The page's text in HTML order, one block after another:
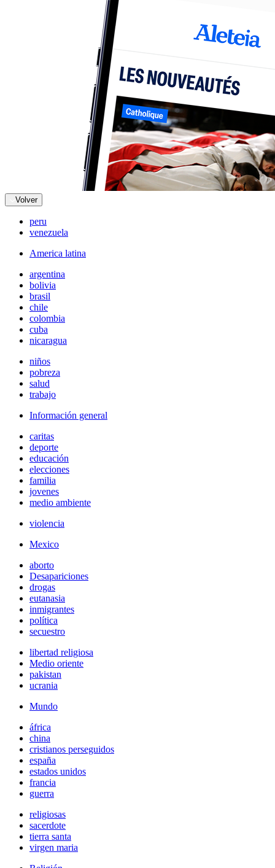
Volver
peru
venezuela
America latina
argentina
bolivia
brasil
chile
colombia
cuba
nicaragua
niños
pobreza
salud
trabajo
Información general
caritas
deporte
educación
elecciones
familia
jovenes
medio ambiente
violencia
Mexico
aborto
Desapariciones
drogas
eutanasia
inmigrantes
política
secuestro
libertad religiosa
Medio oriente
pakistan
ucrania
Mundo
áfrica
china
cristianos perseguidos
españa
estados unidos
francia
guerra
religiosas
sacerdote
tierra santa
virgen maria